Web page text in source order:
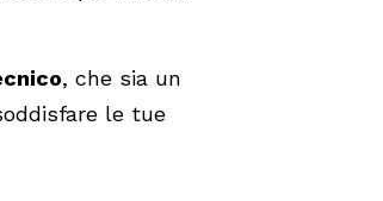
, che sia un
le tue